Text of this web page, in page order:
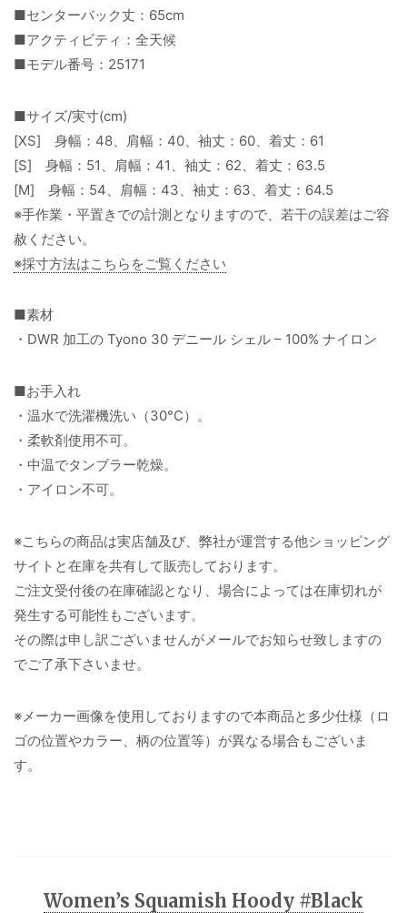
■センターバック丈：65cm
■アクティビティ：全天候
■モデル番号：25171
■サイズ/実寸(cm)
[XS] 身幅：48、肩幅：40、袖丈：60、着丈：61
[S] 身幅：51、肩幅：41、袖丈：62、着丈：63.5
[M] 身幅：54、肩幅：43、袖丈：63、着丈：64.5
※手作業・平置きでの計測となりますので、若干の誤差はご容
赦ください。
※採寸方法はこちらをご覧ください
■素材
・DWR 加工の Tyono 30 デニール シェル – 100% ナイロン
■お手入れ
・温水で洗濯機洗い（30°C）。
・柔軟剤使用不可。
・中温でタンブラー乾燥。
・アイロン不可。
※こちらの商品は実店舗及び、弊社が運営する他ショッピング
サイトと在庫を共有して販売しております。
ご注文受付後の在庫確認となり、場合によっては在庫切れが
発生する可能性もございます。
その際は申し訳ございませんがメールでお知らせ致しますの
でご了承下さいませ。
※メーカー画像を使用しておりますので本商品と多少仕様（ロ
ゴの位置やカラー、柄の位置等）が異なる場合もございま
す。
Women’s Squamish Hoody #Black